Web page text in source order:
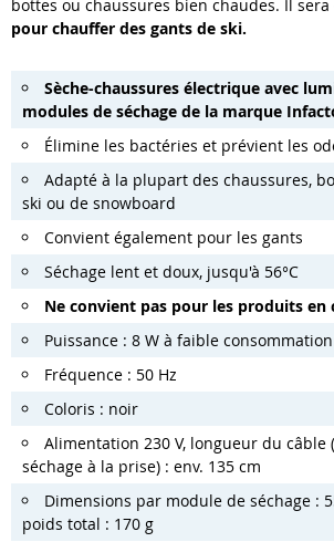
bottes ou chaussures bien chaudes. Il
pour chauffer des gants de ski.
Sèche-chaussures électrique avec
modules de séchage de la marque
Élimine les bactéries et prévient les
Adapté à la plupart des chaussures,
ski ou de snowboard
Convient également pour les gants
Séchage lent et doux, jusqu'à 56°C
Ne convient pas pour les produits en
Puissance : 8 W à faible
Fréquence : 50 Hz
Coloris : noir
Alimentation 230 V, longueur du câble
séchage à la prise) : env. 135 cm
Dimensions par module de séchage :
poids total : 170 g